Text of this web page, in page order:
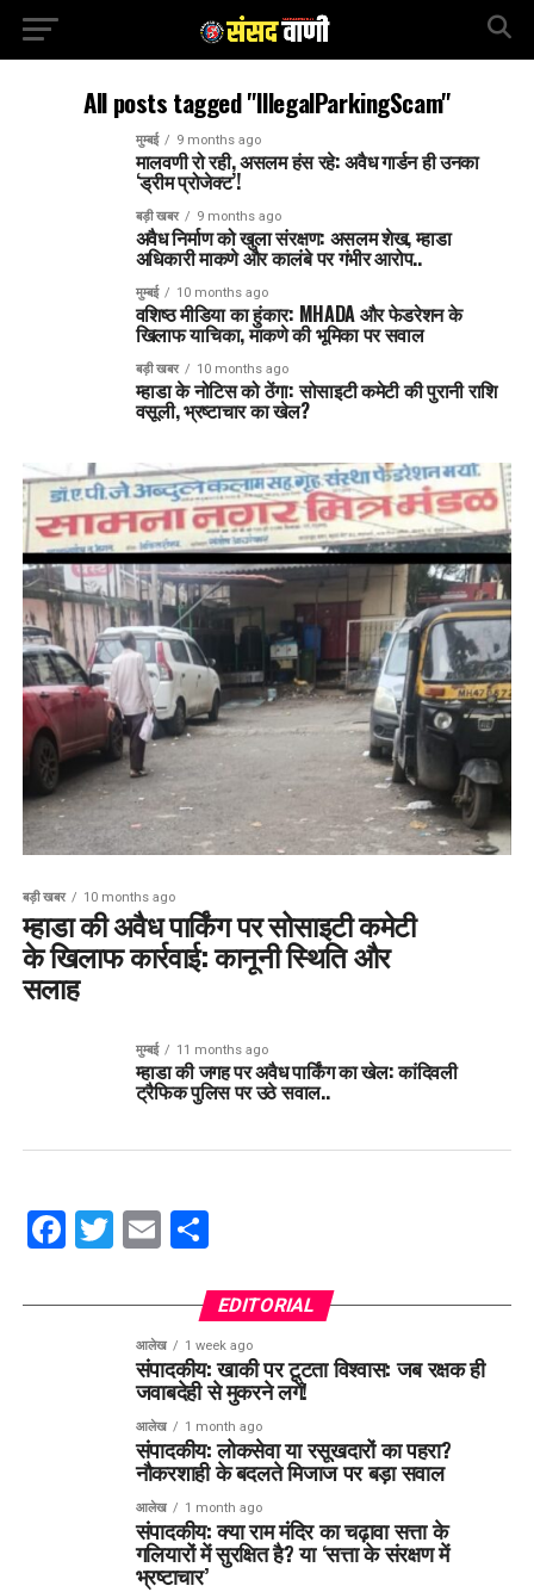
All posts tagged "IllegalParkingScam"
मुम्बई 9 months ago
मालवणी रो रही, असलम हंस रहे: अवैध गार्डन ही उनका
‘ड्रीम प्रोजेक्ट’!
बड़ी खबर 9 months ago
अवैध निर्माण को खुला संरक्षण: असलम शेख, म्हाडा
अधिकारी माकणे और कालंबे पर गंभीर आरोप..
मुम्बई 10 months ago
वशिष्ठ मीडिया का हुंकार: MHADA और फेडरेशन के
खिलाफ याचिका, माकणे की भूमिका पर सवाल
बड़ी खबर 10 months ago
म्हाडा के नोटिस को ठेंगा: सोसाइटी कमेटी की पुरानी राशि
वसूली, भ्रष्टाचार का खेल?
बड़ी खबर 10 months ago
म्हाडा की अवैध पार्किंग पर सोसाइटी कमेटी
के खिलाफ कार्रवाई: कानूनी स्थिति और
सलाह
मुम्बई 11 months ago
म्हाडा की जगह पर अवैध पार्किंग का खेल: कांदिवली
ट्रैफिक पुलिस पर उठे सवाल..
Facebook
Twitter
EmailShare
EDITORIAL
आलेख 1 week ago
संपादकीय: खाकी पर टूटता विश्वास: जब रक्षक ही
जवाबदेही से मुकरने लगें!
आलेख 1 month ago
संपादकीय: लोकसेवा या रसूखदारों का पहरा?
नौकरशाही के बदलते मिजाज पर बड़ा सवाल
आलेख 1 month ago
संपादकीय: क्या राम मंदिर का चढ़ावा सत्ता के
गलियारों में सुरक्षित है? या ‘सत्ता के संरक्षण में
भ्रष्टाचार’